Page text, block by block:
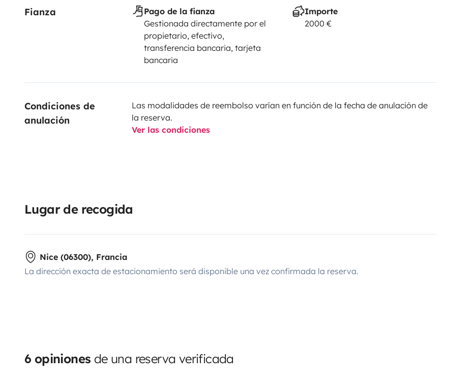
Fianza
Pago de la fianza
Gestionada directamente por el
propietario, efectivo,
transferencia bancaria, tarjeta
bancaria
Importe
2000 €
Condiciones de
anulación
Las modalidades de reembolso varían en función de la fecha de anulación de
la reserva.
Ver las condiciones
Lugar de recogida
Nice (06300), Francia
La dirección exacta de estacionamiento será disponible una vez confirmada la reserva.
6 opiniones de una reserva verificada